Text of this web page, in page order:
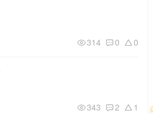
314 0 0
343 2 1